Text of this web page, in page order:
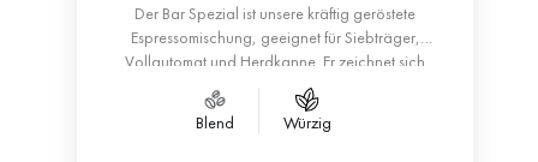
Der Bar Spezial ist unsere kräftig geröstete
Espressomischung, geeignet für Siebträger,
Vollautomat und Herdkanne. Er zeichnet sich
durch seine Dunkle Schokolade, Haselnuss,
Karamellnoten, seinen satten Körper und reiche
Crema aus. Er hat einen Anteil von 70% Arabica
Blend Würzig